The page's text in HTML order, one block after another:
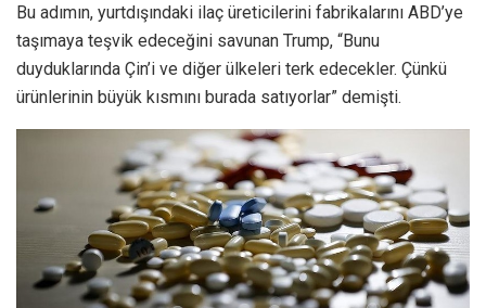
Bu adımın, yurtdışındaki ilaç üreticilerini fabrikalarını ABD’ye
taşımaya teşvik edeceğini savunan Trump, “Bunu
duyduklarında Çin’i ve diğer ülkeleri terk edecekler. Çünkü
ürünlerinin büyük kısmını burada satıyorlar” demişti.